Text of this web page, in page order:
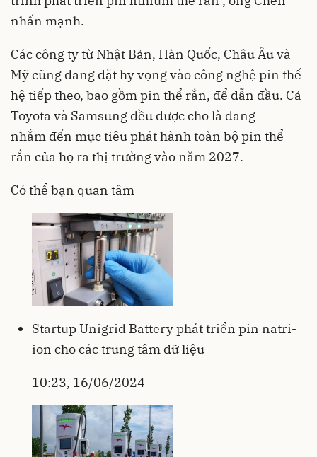
nhấn mạnh.
Các công ty từ Nhật Bản, Hàn Quốc, Châu Âu và
Mỹ cũng đang đặt hy vọng vào công nghệ pin thế
hệ tiếp theo, bao gồm pin thể rắn, để dẫn đầu. Cả
Toyota và Samsung đều được cho là đang
nhắm đến mục tiêu phát hành toàn bộ pin thể
rắn của họ ra thị trường vào năm 2027.
Có thể bạn quan tâm
Startup Unigrid Battery phát triển pin natri-
ion cho các trung tâm dữ liệu
10:23, 16/06/2024